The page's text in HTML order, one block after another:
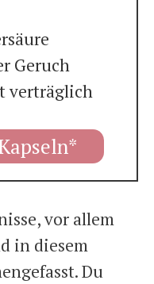
Geruch
verträglich
vor allem
in diesem
Du